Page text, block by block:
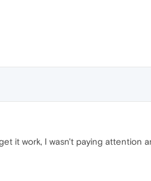
it work, I wasn't paying attention